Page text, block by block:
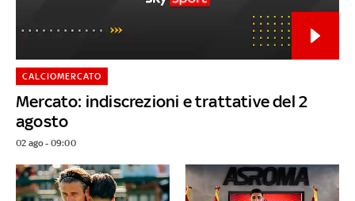
Mercato: indiscrezioni e trattative del 2
agosto
CALCIOMERCATO
02 ago - 09:00